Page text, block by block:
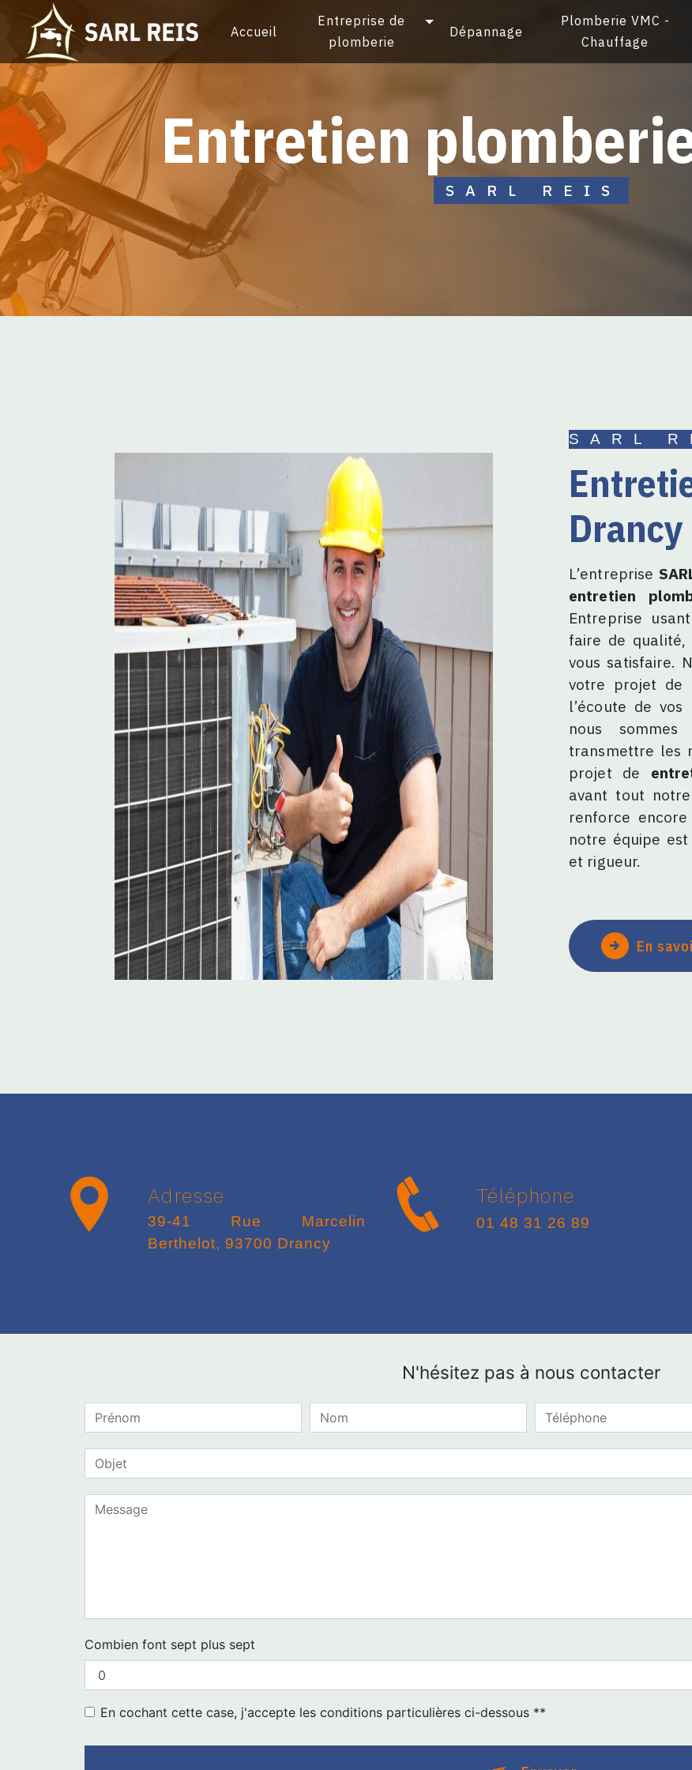
Accueil
Entreprise de
plomberie
Dépannage
Plomberie VMC -
Chauffage
entretien
SARL REIS
SARL
entretien plomberie à
Drancy
L’entreprise
entretien
Entreprise
faire de
vous satisfaire.
votre projet de
l’écoute de
nous
transmettre les
projet de
avant tout
renforce
notre équipe
et rigueur.
En
Adresse
39-41 Rue Marcelin
Berthelot, 93700 Drancy
Téléphone
01 48 31 26 89
N'hésitez pas à nous contacter
Combien font sept plus sept
En cochant cette case, j'accepte les conditions particulières ci-dessous **
Panneau de gestion des cookies